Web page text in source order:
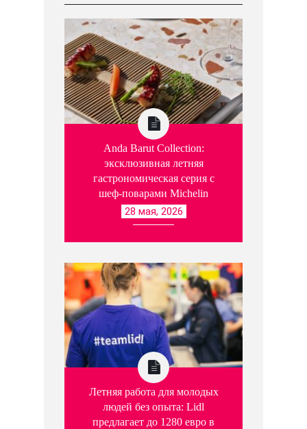
Anda Barut Collection:
эксклюзивная летняя
гастрономическая серия с
шеф-поварами Michelin
28 мая, 2026
Летняя работа для молодых
людей без опыта: Lidl
предлагает до 1280 евро в